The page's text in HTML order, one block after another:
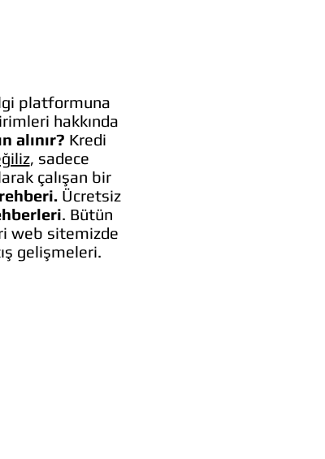
platformuna
hakkında
alınır? Kredi
, sadece
çalışan bir
Ücretsiz
. Bütün
web sitemizde
gelişmeleri.